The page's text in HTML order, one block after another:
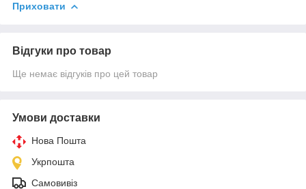
Приховати
Відгуки про товар
Ще немає відгуків про цей товар
Умови доставки
Нова Пошта
Укрпошта
Самовивіз